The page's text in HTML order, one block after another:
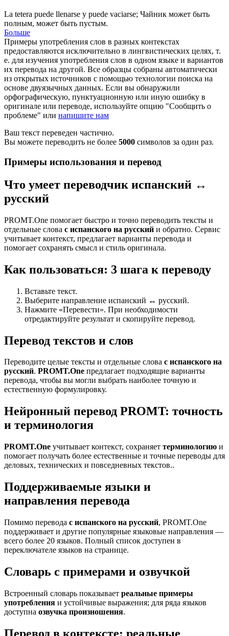
La tetera puede llenarse y puede vaciarse; Чайник может быть
полным, может быть пустым.
Больше
Примеры употребления слов в разных контекстах
предоставляются исключительно в лингвистических целях, т.
е. для изучения употребления слов в одном языке и вариантов
их перевода на другой. Все образцы собраны автоматически
из открытых источников с помощью технологии поиска на
основе двуязычных данных. Если вы обнаружили
орфографическую, пунктуационную или иную ошибку в
оригинале или переводе, используйте опцию "Сообщить о
проблеме" или напишите нам
Ваш текст переведен частично.
Вы можете переводить не более 5000 символов за один раз.
Примеры использования и перевод
Что умеет переводчик испанский ↔
русский
PROMT.One помогает быстро и точно переводить тексты и
отдельные слова с испанского на русский и обратно. Сервис
учитывает контекст, предлагает варианты перевода и
помогает сохранять смысл и стиль оригинала.
Как пользоваться: 3 шага к переводу
Вставьте текст.
Выберите направление испанский ↔ русский.
Нажмите «Перевести». При необходимости
отредактируйте результат и скопируйте перевод.
Перевод текстов и слов
Переводите целые тексты и отдельные слова с испанского на
русский. PROMT.One предлагает подходящие варианты
перевода, чтобы вы могли выбрать наиболее точную и
естественную формулировку.
Нейронный перевод PROMT: точность
и терминология
PROMT.One учитывает контекст, сохраняет терминологию и
помогает получать более естественные и точные переводы для
деловых, технических и повседневных текстов..
Поддерживаемые языки и
направления перевода
Помимо перевода с испанского на русский, PROMT.One
поддерживает и другие популярные языковые направления —
всего более 20 языков. Полный список доступен в
переключателе языков на странице.
Словарь с примерами и озвучкой
Встроенный словарь показывает реальные примеры
употребления и устойчивые выражения; для ряда языков
доступна озвучка произношения.